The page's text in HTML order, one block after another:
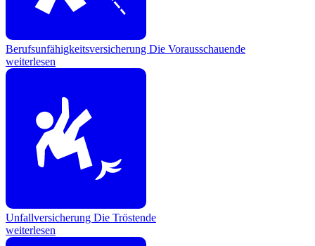
Berufsunfähigkeitsversicherung Die Vorausschauende
weiterlesen
Unfallversicherung Die Tröstende
weiterlesen